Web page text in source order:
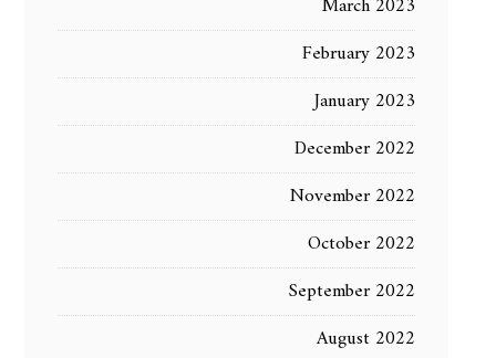
March 2023
February 2023
January 2023
December 2022
November 2022
October 2022
September 2022
August 2022